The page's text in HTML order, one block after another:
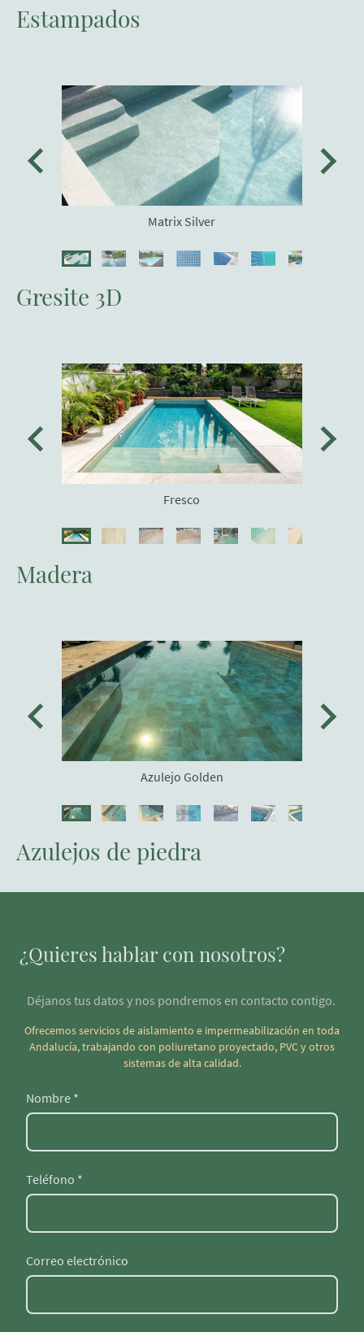
Estampados
Matrix Silver
Gresite 3D
Fresco
Madera
Azulejo Golden
Azulejos de piedra
¿Quieres hablar con nosotros?
Déjanos tus datos y nos pondremos en contacto contigo.
Ofrecemos servicios de aislamiento e impermeabilización en toda
Andalucía, trabajando con poliuretano proyectado, PVC y otros
sistemas de alta calidad.
Nombre *
Teléfono *
Correo electrónico